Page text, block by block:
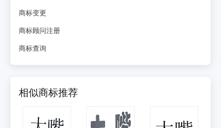
商标变更
商标顾问注册
商标查询
相似商标推荐